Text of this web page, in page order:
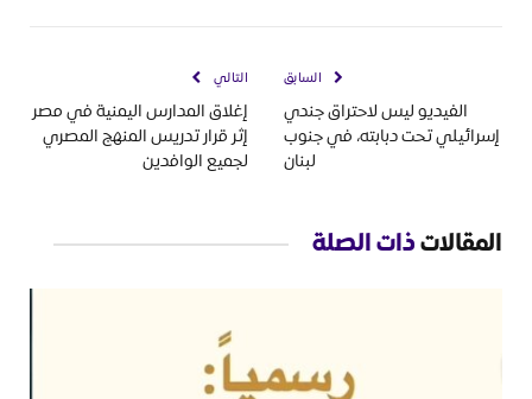
السابق
الفيديو ليس لاحتراق جندي
إسرائيلي تحت دبابته، في جنوب
لبنان
التالي
إغلاق المدارس اليمنية في مصر
إثر قرار تدريس المنهج المصري
لجميع الوافدين
المقالاتذات الصلة